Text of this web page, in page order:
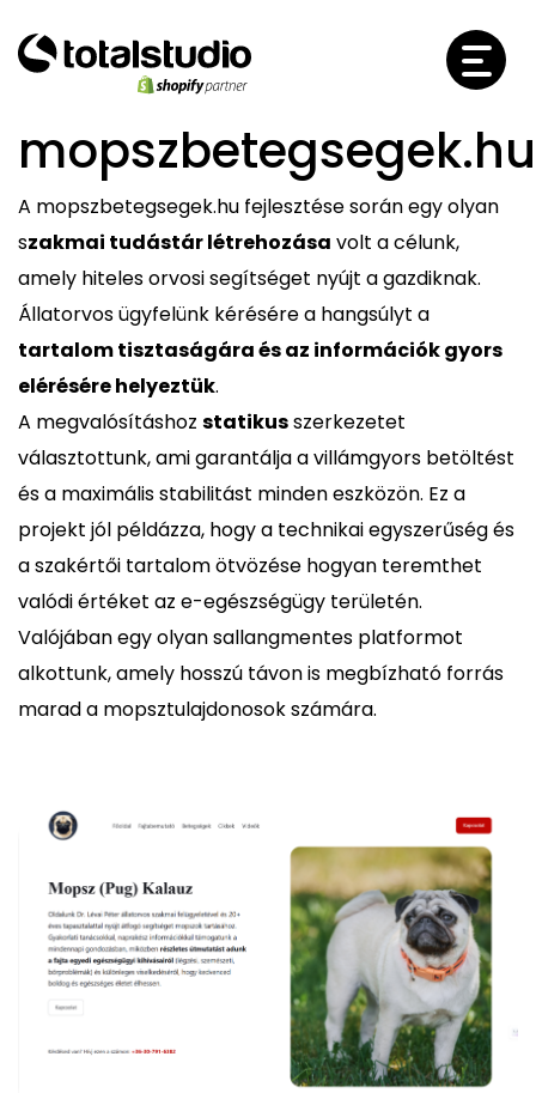
mopszbetegsegek.hu
A mopszbetegsegek.hu fejlesztése során egy olyan
szakmai tudástár létrehozása volt a célunk,
amely hiteles orvosi segítséget nyújt a gazdiknak.
Állatorvos ügyfelünk kérésére a hangsúlyt a
tartalom tisztaságára és az információk gyors
elérésére helyeztük.
A megvalósításhoz statikusszerkezetet
választottunk, ami garantálja a villámgyors betöltést
és a maximális stabilitást minden eszközön. Ez a
projekt jól példázza, hogy a technikai egyszerűség és
a szakértői tartalom ötvözése hogyan teremthet
valódi értéket az e-egészségügy területén.
Valójában egy olyan sallangmentes platformot
alkottunk, amely hosszú távon is megbízható forrás
marad a mopsztulajdonosok számára.